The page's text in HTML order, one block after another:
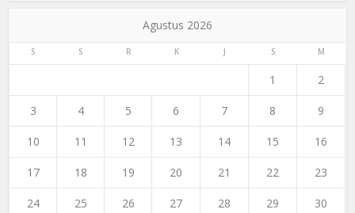
Agustus 2026
S S R K J S M
1 2
3 4 5 6 7 8 9
10 11 12 13 14 15 16
17 18 19 20 21 22 23
24 25 26 27 28 29 30